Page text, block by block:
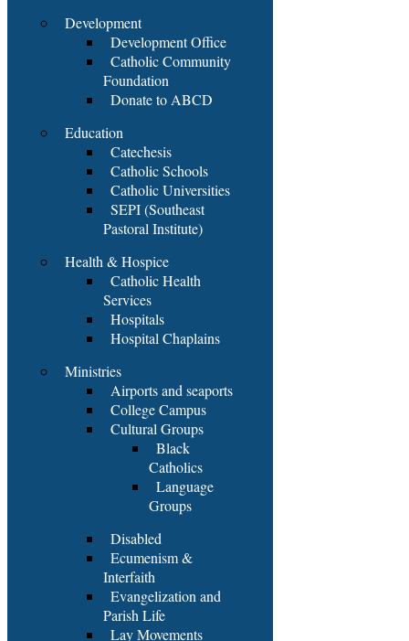
Development
Development Office
Catholic Community
Foundation
Donate to ABCD
Education
Catechesis
Catholic Schools
Catholic Universities
SEPI (Southeast
Pastoral Institute)
Health & Hospice
Catholic Health
Services
Hospitals
Hospital Chaplains
Ministries
Airports and seaports
College Campus
Cultural Groups
Black
Catholics
Language
Groups
Disabled
Ecumenism &
Interfaith
Evangelization and
Parish Life
Lay Movements